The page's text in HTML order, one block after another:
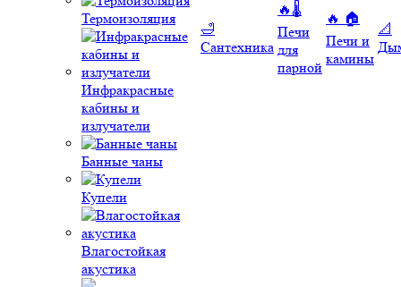
Термоизоляция
Инфракрасные
кабины и
излучатели
Банные чаны
Купели
Влагостойкая
акустика
🛁
Сантехника
🔥🌡️
Печи
для
парной
🔥 🏠
Печи и
камины
📐